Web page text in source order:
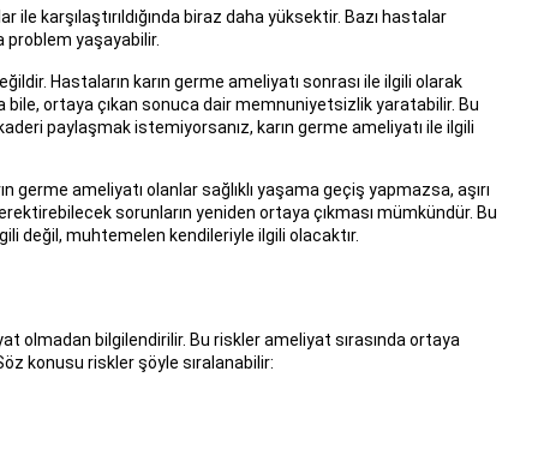
karşılaştırıldığında biraz daha yüksektir. Bazı hastalar
problem yaşayabilir.
Hastaların karın germe ameliyatı sonrası ile ilgili olarak
ortaya çıkan sonuca dair memnuniyetsizlik yaratabilir. Bu
paylaşmak istemiyorsanız, karın germe ameliyatı ile ilgili
ameliyatı olanlar sağlıklı yaşama geçiş yapmazsa, aşırı
sorunların yeniden ortaya çıkması mümkündür. Bu
değil, muhtemelen kendileriyle ilgili olacaktır.
olmadan bilgilendirilir. Bu riskler ameliyat sırasında ortaya
konusu riskler şöyle sıralanabilir: